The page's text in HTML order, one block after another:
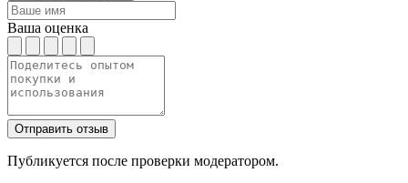
Ваша оценка
Отправить отзыв
Публикуется после проверки модератором.